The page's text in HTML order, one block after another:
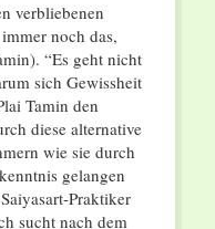
verbliebenen
noch das,
“Es geht nicht
sich Gewissheit
Tamin den
diese alternative
wie sie durch
gelangen
Praktiker
sucht nach dem